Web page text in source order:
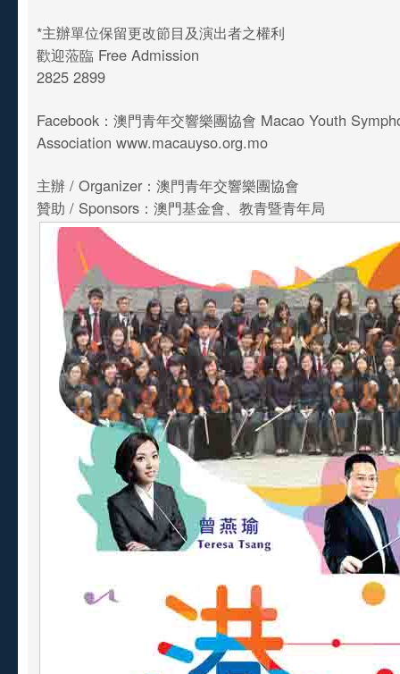
*主辦單位保留更改節目及演出者之權利
歡迎蒞臨 Free Admission
2825 2899
Facebook：澳門青年交響樂團協會 Macao Youth
Association www.macauyso.org.mo
主辦 / Organizer：澳門青年交響樂團協會
贊助 / Sponsors：澳門基金會、教青暨青年局